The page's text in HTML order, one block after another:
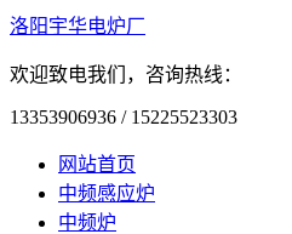
洛阳宇华电炉厂
欢迎致电我们，咨询热线：
13353906936 / 15225523303
网站首页
中频感应炉
中频炉